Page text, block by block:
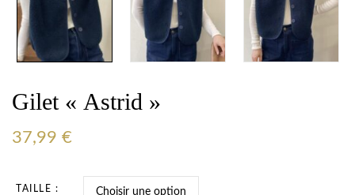
Gilet « Astrid »
37,99 €
TAILLE